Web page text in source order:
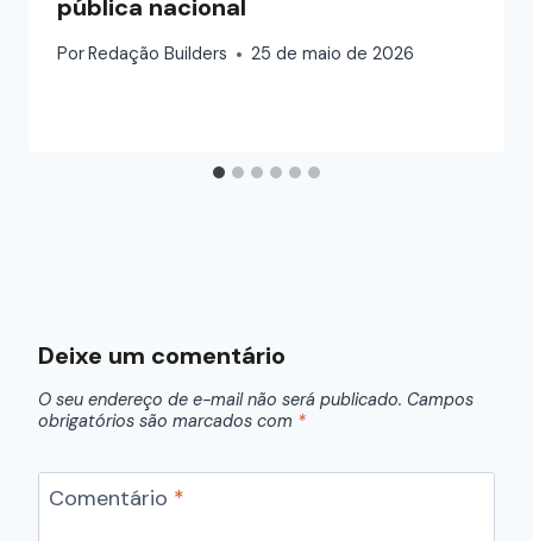
pública nacional
PorRedação Builders 25 de maio de 2026
Deixe um comentário
O seu endereço de e-mail não será publicado. Campos
obrigatórios são marcados com *
Comentário *